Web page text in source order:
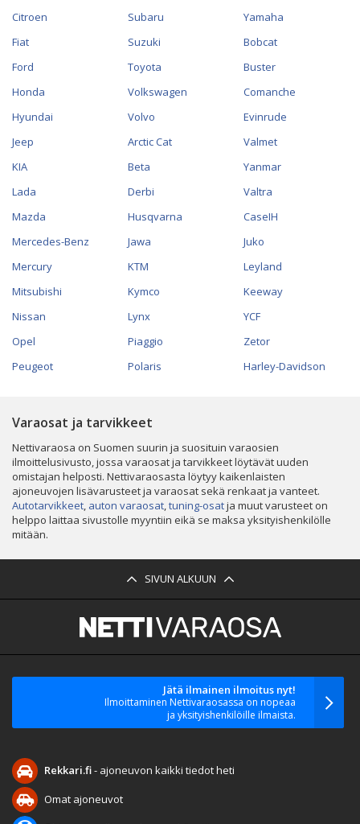
Citroen
Fiat
Ford
Honda
Hyundai
Jeep
KIA
Lada
Mazda
Mercedes-Benz
Mercury
Mitsubishi
Nissan
Opel
Peugeot
Subaru
Suzuki
Toyota
Volkswagen
Volvo
Arctic Cat
Beta
Derbi
Husqvarna
Jawa
KTM
Kymco
Lynx
Piaggio
Polaris
Yamaha
Bobcat
Buster
Comanche
Evinrude
Valmet
Yanmar
Valtra
CaseIH
Juko
Leyland
Keeway
YCF
Zetor
Harley-Davidson
Varaosat ja tarvikkeet
Nettivaraosa on Suomen suurin ja suosituin varaosien
ilmoittelusivusto, jossa varaosat ja tarvikkeet löytävät uuden
omistajan helposti. Nettivaraosasta löytyy kaikenlaisten
ajoneuvojen lisävarusteet ja varaosat sekä renkaat ja vanteet.
Autotarvikkeet, auton varaosat,tuning-osatja muut varusteet on
helppo laittaa sivustolle myyntiin eikä se maksa yksityishenkilölle
mitään.
SIVUN ALKUUN
Jätä ilmainen ilmoitus nyt!
Ilmoittaminen Nettivaraosassa on nopeaa
ja yksityishenkilöille ilmaista.
Rekkari.fi- ajoneuvon kaikki tiedot heti
Omat ajoneuvot